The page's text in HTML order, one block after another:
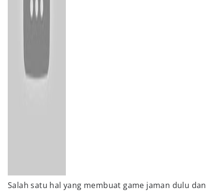
Salah satu hal yang membuat game jaman dulu dan